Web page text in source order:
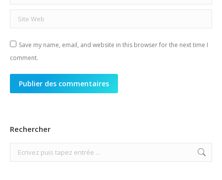
Site Web
Save my name, email, and website in this browser for the next time I
comment.
Publier des commentaires
Rechercher
Search: